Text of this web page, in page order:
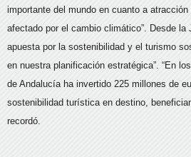
importante del mundo en cuanto a
afectado por el cambio climático”. Desde la
apuesta por la sostenibilidad y el turismo
en nuestra planificación estratégica”. “En
de Andalucía ha invertido 225 millones de
sostenibilidad turística en destino,
recordó.